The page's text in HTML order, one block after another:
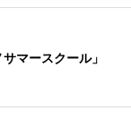
サマースクール」